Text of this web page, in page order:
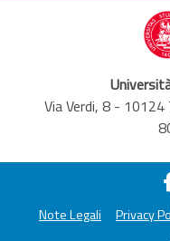
Via Verdi, 8 -
Note Legali Privacy